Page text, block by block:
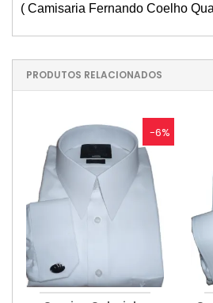
( Camisaria Fernando Coelho
PRODUTOS RELACIONADOS
-6%